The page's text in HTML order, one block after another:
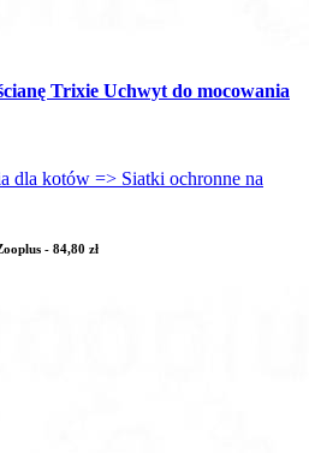
Trixie Uchwyt do mocowania
dla kotów => Siatki ochronne na
- 84,80 zł